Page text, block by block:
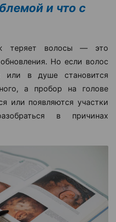
и что с
теряет волосы — это
Но если волос
или в душе становится
а пробор на голове
или появляются участки
в причинах